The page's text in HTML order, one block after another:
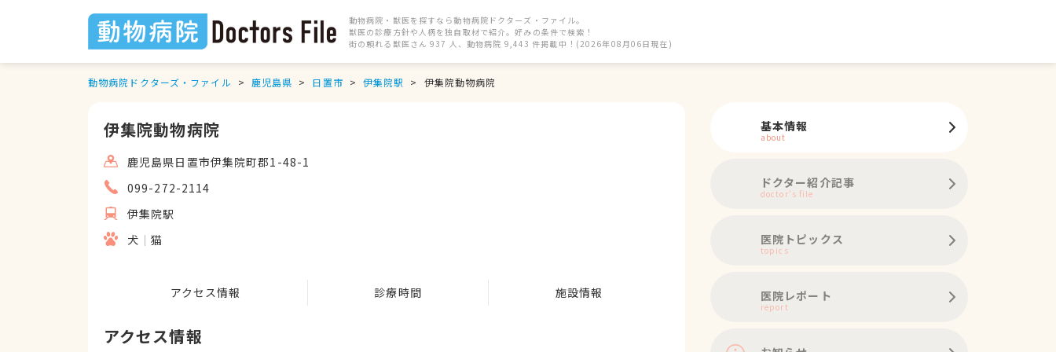
動物病院・獣医を探すなら動物病院ドクターズ・ファイル。
獣医の診療方針や人柄を独自取材で紹介。好みの条件で検索！
街の頼れる獣医さん 937 人、動物病院 9,443 件掲載中！(2026年08月06日現在)
動物病院ドクターズ・ファイル 鹿児島県 日置市 伊集院駅 伊集院動物病院
伊集院動物病院
鹿児島県日置市伊集院町郡1-48-1
099-272-2114
伊集院駅
犬
猫
アクセス情報 診療時間 施設情報
アクセス情報
基本情報
about
ドクター紹介記事
doctor's file
医院トピックス
topics
医院レポート
report